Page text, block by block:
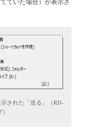
された「送る」（RD-